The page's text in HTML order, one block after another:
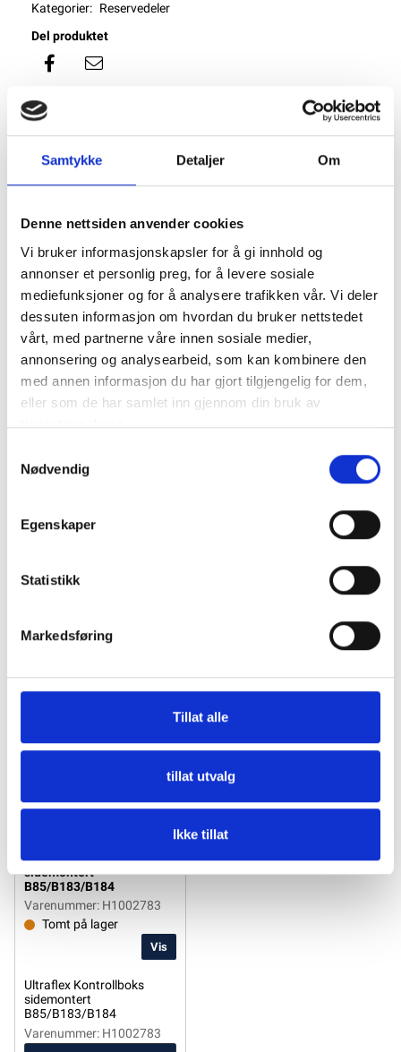
Samtykke Detaljer Om
Denne nettsiden anvender cookies
Vi bruker informasjonskapsler for å gi innhold og
annonser et personlig preg, for å levere sosiale
mediefunksjoner og for å analysere trafikken vår. Vi deler
dessuten informasjon om hvordan du bruker nettstedet
vårt, med partnerne våre innen sosiale medier,
annonsering og analysearbeid, som kan kombinere den
med annen informasjon du har gjort tilgjengelig for dem,
eller som de har samlet inn gjennom din bruk av
tjenestene deres.
Nødvendig
Egenskaper
Statistikk
Markedsføring
Tillat alle
tillat utvalg
Ikke tillat
Kategorier: Reservedeler
Del produktet
Produktet mangler beskrivelse
Spesifikasjon
Størrelse 110x50x110 mm
Ultraflex Kontrollboks
sidemontert
B85/B183/B184
Varenummer: H1002783
Tomt på lager
Vis
Ultraflex Kontrollboks
sidemontert
B85/B183/B184
Varenummer: H1002783